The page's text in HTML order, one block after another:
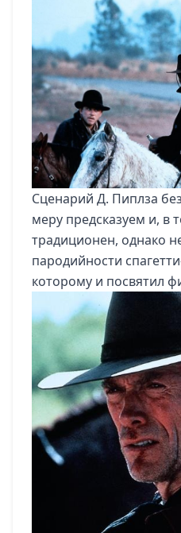
Сценарий Д. Пиплза
меру предсказуем и, в
традиционен, однако
пародийности
которому и посвятил